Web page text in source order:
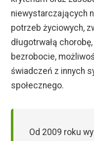
niewystarczających
potrzeb życiowych,
długotrwałą
bezrobocie,
świadczeń z innych
społecznego.
Od 2009 roku